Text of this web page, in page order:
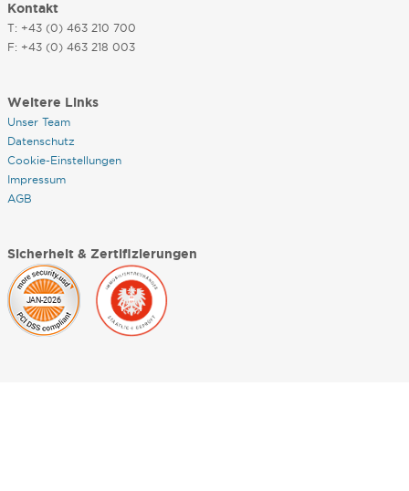
Kontakt
T: +43 (0) 463 210 700
F: +43 (0) 463 218 003
Weitere Links
Unser Team
Datenschutz
Cookie-Einstellungen
Impressum
AGB
Sicherheit & Zertifizierungen